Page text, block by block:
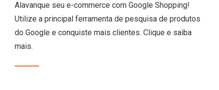
Alavanque seu e-commerce com Google Shopping!
Utilize a principal ferramenta de pesquisa de produtos
do Google e conquiste mais clientes. Clique e saiba
mais.